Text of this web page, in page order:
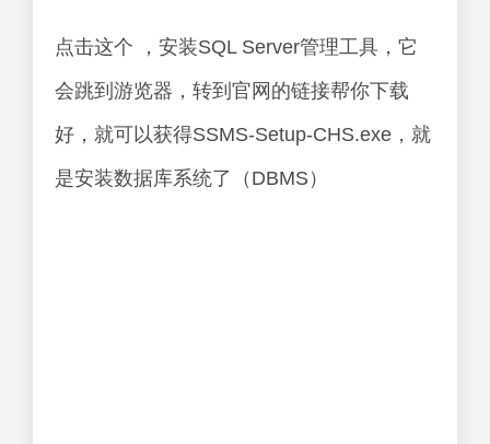
点击这个 ，安装SQL Server管理工具，它
会跳到游览器，转到官网的链接帮你下载
好，就可以获得SSMS-Setup-CHS.exe，就
是安装数据库系统了（DBMS）